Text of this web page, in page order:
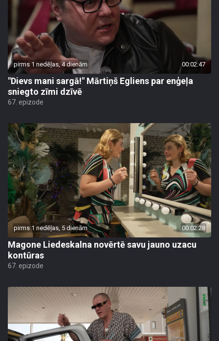
pirms 1 nedēļas, 4 dienām 00:02:47
"Dievs mani sargā!" Mārtiņš Egliens par enģeļa
sniegto zīmi dzīvē
67. epizode
pirms 1 nedēļas, 5 dienām 00:02:28
Magone Liedeskalna novērtē savu jauno uzacu
kontūras
67. epizode